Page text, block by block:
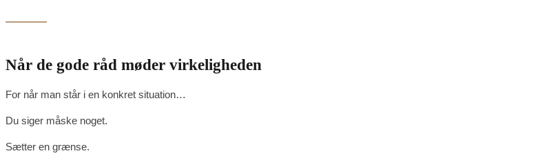
Når de gode råd møder virkeligheden
For når man står i en konkret situation…
Du siger måske noget.
Sætter en grænse.